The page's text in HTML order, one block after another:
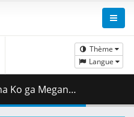
Thème
Langue
10bit][Multi-Subs].mkv.002 ( 263.31 MB )